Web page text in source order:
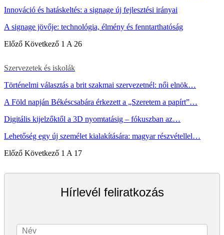
Innováció és hatáskeltés: a signage új fejlesztési irányai
A signage jövője: technológia, élmény és fenntarthatóság
Előző Következő 1 A 26
Szervezetek és iskolák
Történelmi választás a brit szakmai szervezetnél: női elnök…
A Föld napján Békéscsabára érkezett a „Szeretem a papírt”…
Digitális kijelzőktől a 3D nyomtatásig – fókuszban az…
Lehetőség egy új személet kialakítására: magyar részvétellel…
Előző Következő 1 A 17
Hírlevél feliratkozás